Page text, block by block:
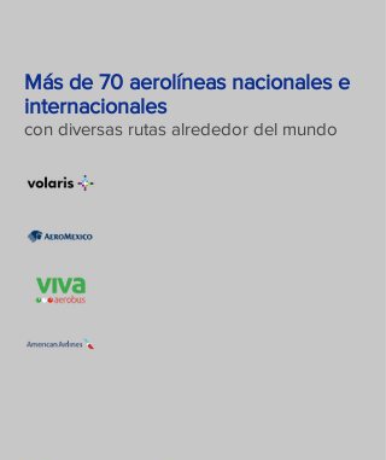
Más de 70 aerolíneas nacionales e
internacionales
con diversas rutas alrededor del mundo